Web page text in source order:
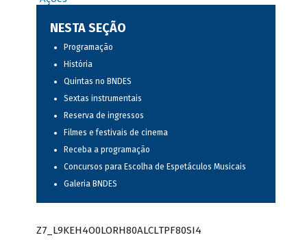
NESTA SEÇÃO
Programação
História
Quintas no BNDES
Sextas instrumentais
Reserva de ingressos
Filmes e festivais de cinema
Receba a programação
Concursos para Escolha de Espetáculos Musicais
Galeria BNDES
Z7_L9KEH4O0LORH80ALCLTPF80SI4